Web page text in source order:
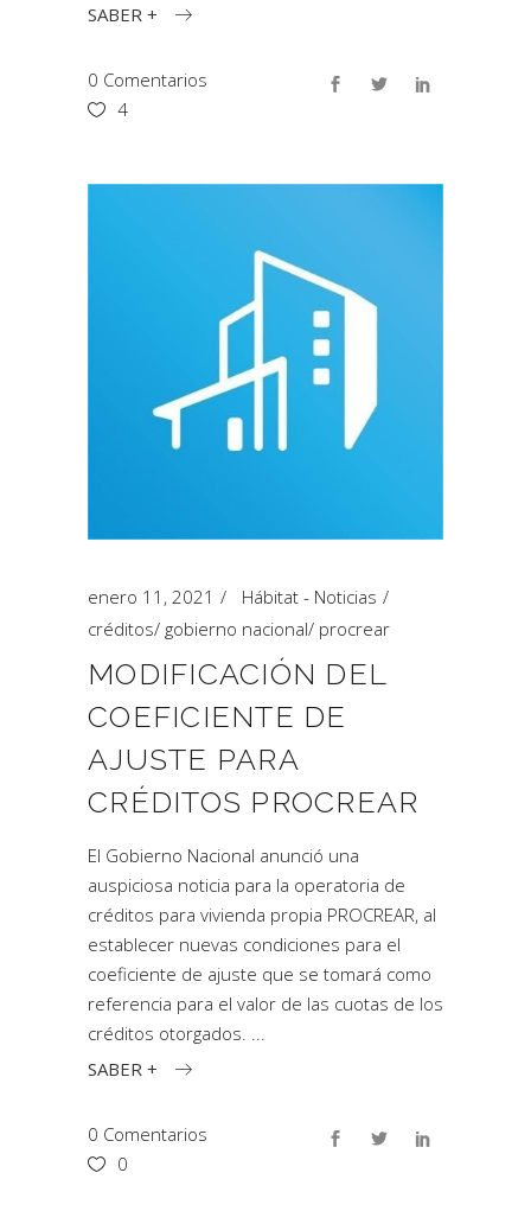
SABER +
0 Comentarios
4
enero 11, 2021
Hábitat - Noticias
créditos/ gobierno nacional/ procrear
MODIFICACIÓN DEL
COEFICIENTE DE
AJUSTE PARA
CRÉDITOS PROCREAR
El Gobierno Nacional anunció una
auspiciosa noticia para la operatoria de
créditos para vivienda propia PROCREAR, al
establecer nuevas condiciones para el
coeficiente de ajuste que se tomará como
referencia para el valor de las cuotas de los
créditos otorgados.
SABER +
0 Comentarios
0